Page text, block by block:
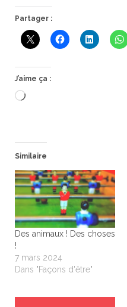
Partager :
J’aime ça :
Chargement…
Similaire
Des animaux ! Des choses
!
7 mars 2024
Dans "Façons d'être"